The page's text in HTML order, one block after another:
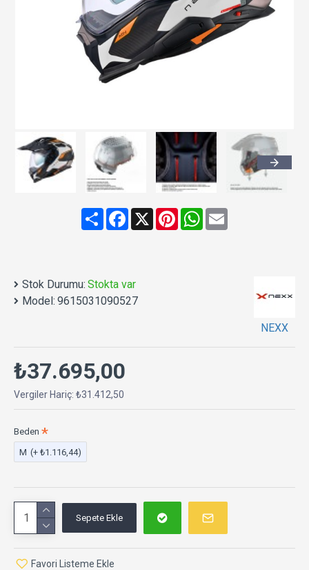
ShareFacebook
X PinterestWhatsApp
Email
Stok Durumu: Stokta var
Model: 9615031090527
NEXX
₺37.695,00
Vergiler Hariç: ₺31.412,50
Beden
M (+ ₺1.116,44)
Sepete Ekle
Favori Listeme Ekle